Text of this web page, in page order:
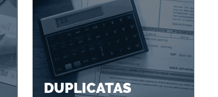
DUPLICATAS